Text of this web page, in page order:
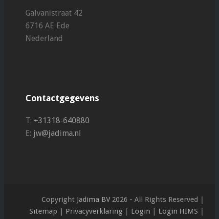
Galvanistraat 42
6716 AE Ede
Nederland
Contactgegevens
T: +31318-640880
E: jw@jadima.nl
Copyright Jadima BV2026 - All Rights Reserved |
Sitemap
Privacyverklaring Login Login HIMS